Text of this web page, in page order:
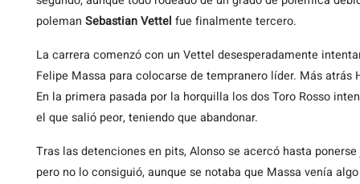
poleman Sebastian Vettel fue finalmente tercero.
La carrera comenzó con un Vettel desesperadamente
Felipe Massa para colocarse de tempranero líder. Más
En la primera pasada por la horquilla los dos Toro Rosso
el que salió peor, teniendo que abandonar.
Tras las detenciones en pits, Alonso se acercó hasta
pero no lo consiguió, aunque se notaba que Massa venía